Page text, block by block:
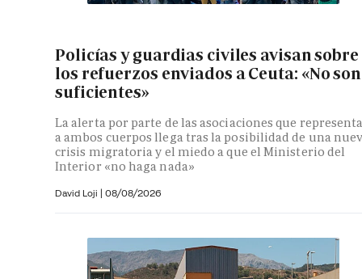
Policías y guardias civiles avisan sobre
los refuerzos enviados a Ceuta: «No son
suficientes»
La alerta por parte de las asociaciones que
a ambos cuerpos llega tras la posibilidad de una
crisis migratoria y el miedo a que el Ministerio del
Interior «no haga nada»
David Loji | 08/08/2026